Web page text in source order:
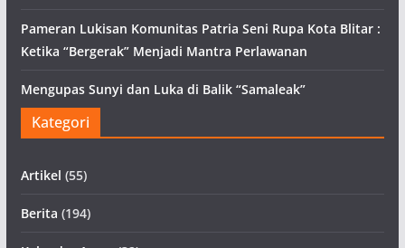
Pameran Lukisan Komunitas Patria Seni Rupa Kota Blitar :
Ketika “Bergerak” Menjadi Mantra Perlawanan
Mengupas Sunyi dan Luka di Balik “Samaleak”
Kategori
Artikel (55)
Berita (194)